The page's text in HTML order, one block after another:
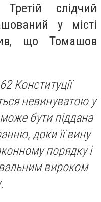
слідчий
у місті
що Томашов
Конституції
невинуватою у
бути піддана
доки її вину
порядку і
вироком